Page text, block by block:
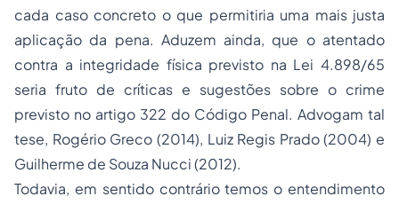
cada caso concreto o que permitiria uma mais justa
aplicação da pena. Aduzem ainda, que o atentado
contra a integridade física previsto na Lei 4.898/65
seria fruto de críticas e sugestões sobre o crime
previsto no artigo 322 do Código Penal. Advogam tal
tese, Rogério Greco (2014), Luiz Regis Prado (2004) e
Guilherme de Souza Nucci (2012).
Todavia, em sentido contrário temos o entendimento